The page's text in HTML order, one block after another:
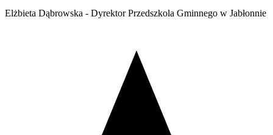
Elżbieta Dąbrowska - Dyrektor Przedszkola Gminnego w Jabłonnie